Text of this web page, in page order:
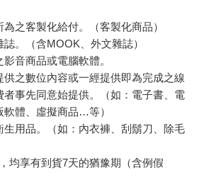
之客製化給付。（客製化商品）
。（含MOOK、外文雜誌）
音商品或電腦軟體。
供之數位內容或一經提供即為完成之線
者事先同意始提供。（如：電子書、電
軟體、虛擬商品…等）
生用品。（如：內衣褲、刮鬍刀、除毛
均享有到貨7天的猶豫期（含例假